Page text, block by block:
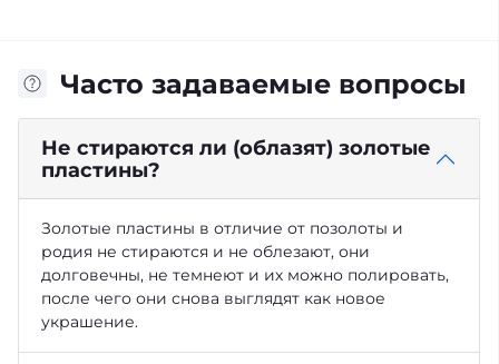
Часто задаваемые вопросы
Не стираются ли (облазят) золотые
пластины?
Золотые пластины в отличие от позолоты и
родия не стираются и не облезают, они
долговечны, не темнеют и их можно полировать,
после чего они снова выглядят как новое
украшение.